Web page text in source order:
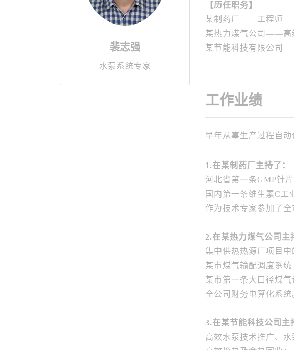
裴志强
水泵系统专家
【历任职务】
某制药厂——工程师
某热力煤气公司——高
某节能科技有限公司
工作业绩
早年从事生产过程自
1.在某制药厂主持了：
河北省第一条GMP针
国内第一条维生素C工
作为技术专家参加了全
2.在某热力煤气公司主
集中供热热源厂项目
某市煤气输配调度系统
某市第一条大口径煤气
全公司财务电算化系统
3.在某节能科技公司主
高效水泵技术推广、水